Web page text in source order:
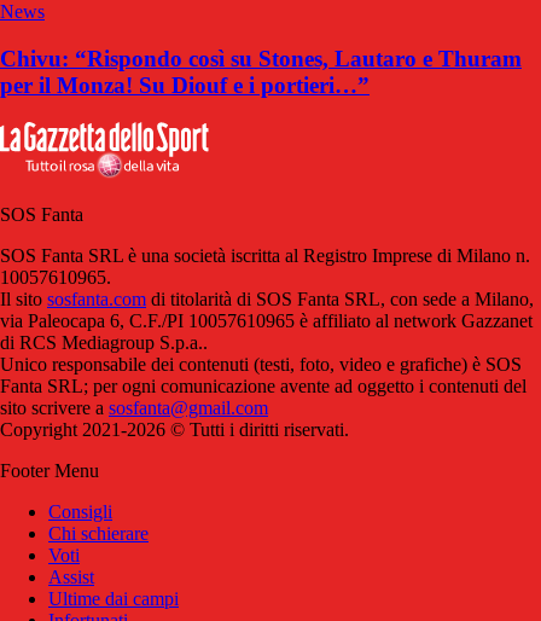
News
Chivu: “Rispondo così su Stones, Lautaro e Thuram
per il Monza! Su Diouf e i portieri…”
SOS Fanta
SOS Fanta SRL è una società iscritta al Registro Imprese di Milano n.
10057610965.
Il sito sosfanta.com di titolarità di SOS Fanta SRL, con sede a Milano,
via Paleocapa 6, C.F./PI 10057610965 è affiliato al network Gazzanet
di RCS Mediagroup S.p.a..
Unico responsabile dei contenuti (testi, foto, video e grafiche) è SOS
Fanta SRL; per ogni comunicazione avente ad oggetto i contenuti del
sito scrivere a sosfanta@gmail.com
Copyright 2021-2026 © Tutti i diritti riservati.
Footer Menu
Consigli
Chi schierare
Voti
Assist
Ultime dai campi